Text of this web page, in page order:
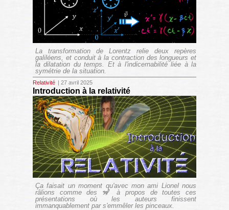
La transformation de Lorentz relie deux repères
galiléens, et conduit à la contraction des longueurs et
la dilatation du temps. Et à l'indicernabilité liée à la
symétrie de la situation.
Relativité | 27 avril 2025
Introduction à la relativité
Ça faisait un moment qu'avec mon ami Lionel nous
râlions comme des 🦨 à propos de toutes ces
présentations où les auteurs finissent
immanquablement par s'emmêler les pinceaux.